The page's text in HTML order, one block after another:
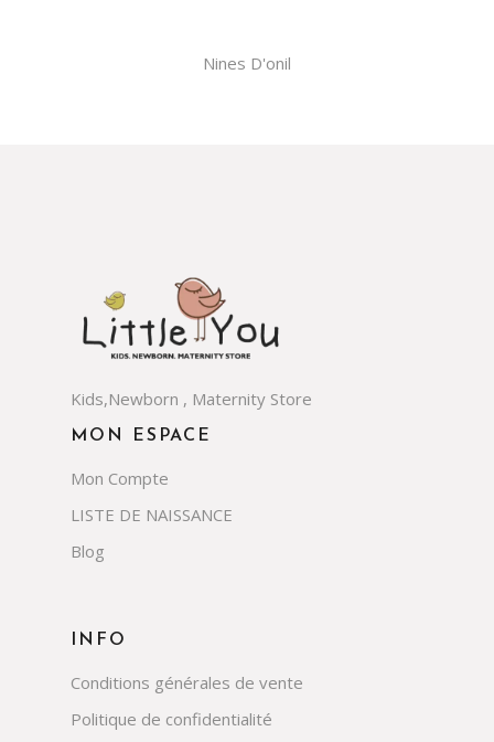
Nines D'onil
INFO
Conditions générales de vente
Politique de confidentialité
MON ESPACE
Mon Compte
LISTE DE NAISSANCE
Blog
Kids,Newborn , Maternity Store